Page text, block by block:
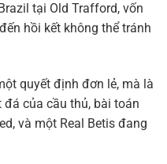
tại Old Trafford, vốn
hồi kết không thể tránh
quyết định đơn lẻ, mà là
của cầu thủ, bài toán
và một Real Betis đang